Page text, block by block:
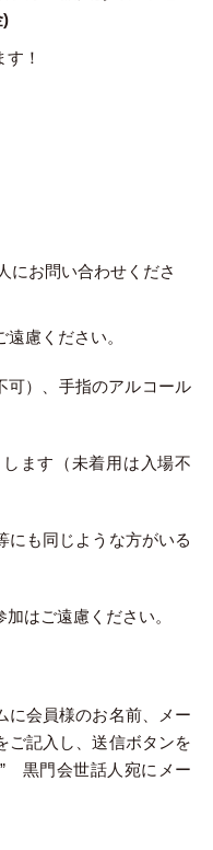
)
！
にお問い合わせくださ
慮ください。
可）、手指のアルコール
ます（未着用は入場不
にも同じような方がいる
はご遠慮ください。
に会員様のお名前、メー
ご記入し、送信ボタンを
黒門会世話人宛にメー